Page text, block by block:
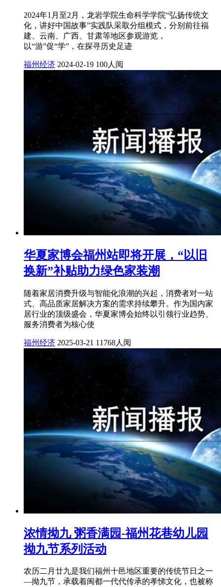
2024年1月至2月，龙岩学院生命科学学院“弘扬传统文
化，讲好中国故事”实践队采取分组模式，分别前往福
建、云南、广西、甘肃等地区参观游览，
以“游”促“学”，在探寻历史足迹
福州经济 2024-02-19 100人阅
华夏家博会福州站即将开展，“以旧
换新”补贴助力绿色家装潮
随着家居消费升级与智能化浪潮的兴起，消费者对一站
式、高品质家居解决方案的需求持续攀升。作为国内家
居行业的顶级盛会，华夏家博会始终以引领行业趋势、
服务消费者为核心使
福州经济 2025-03-21 11768人阅
浓情拗九 粥香满园-福州花巷幼儿园
拗九节系列活动
农历二月廿九是我们福州十邑地区重要的传统节日之一
—拗九节，承载着闽都一代代传承的孝悌文化，也被称